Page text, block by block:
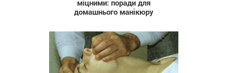
міцними: поради для
домашнього манікюру